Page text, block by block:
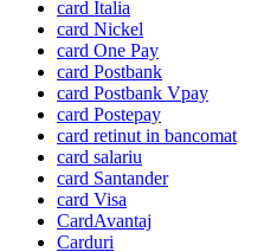
card Italia
card Nickel
card One Pay
card Postbank
card Postbank Vpay
card Postepay
card retinut in bancomat
card salariu
card Santander
card Visa
CardAvantaj
Carduri